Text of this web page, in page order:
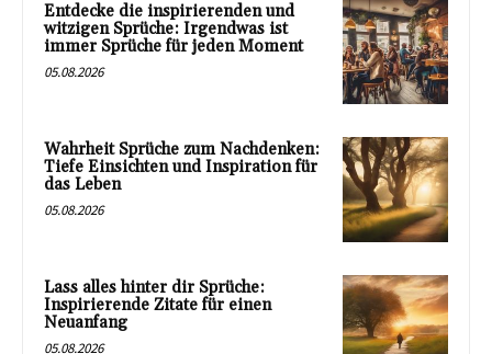
Entdecke die inspirierenden und
witzigen Sprüche: Irgendwas ist
immer Sprüche für jeden Moment
05.08.2026
Wahrheit Sprüche zum Nachdenken:
Tiefe Einsichten und Inspiration für
das Leben
05.08.2026
Lass alles hinter dir Sprüche:
Inspirierende Zitate für einen
Neuanfang
05.08.2026